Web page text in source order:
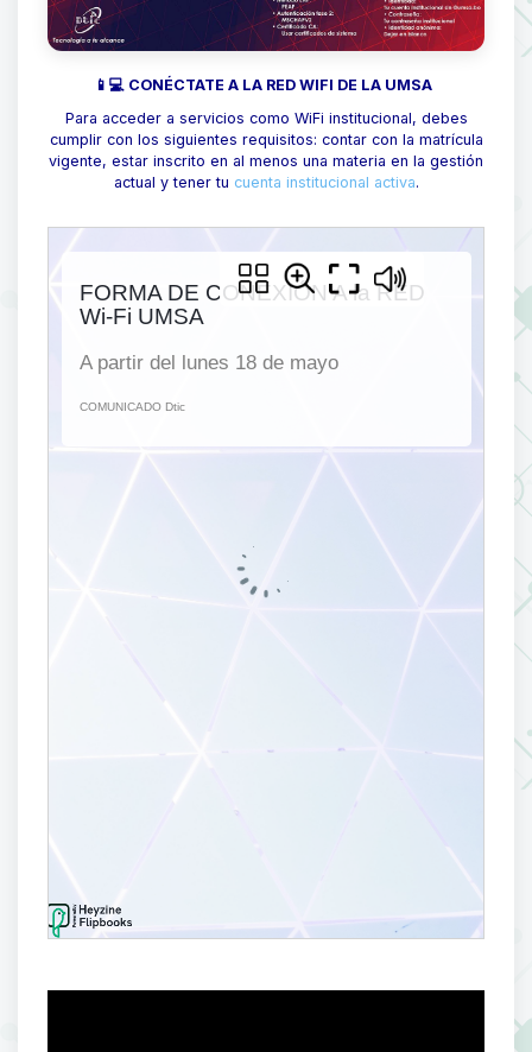
📱💻 CONÉCTATE A LA RED WIFI DE LA UMSA
Para acceder a servicios como WiFi institucional, debes
cumplir con los siguientes requisitos: contar con la matrícula
vigente, estar inscrito en al menos una materia en la gestión
actual y tener tu cuenta institucional activa.